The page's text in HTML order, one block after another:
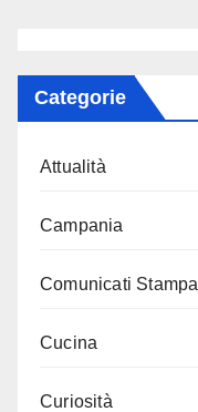
Categorie
Attualità
Campania
Comunicati Stampa
Cucina
Curiosità